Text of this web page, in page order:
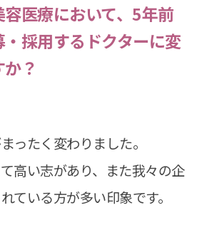
医療において、5年前
採用するドクターに変
？
ったく変わりました。
高い志があり、また我々の企
ている方が多い印象です。